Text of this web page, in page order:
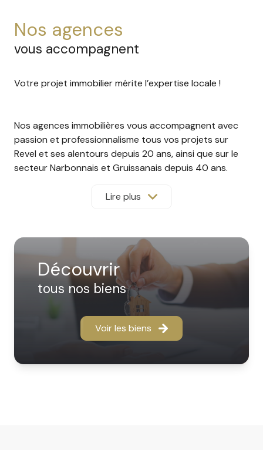
découvrir
tous nos biens
Voir les biens
nos agences
vous accompagnent
Votre projet immobilier mérite l’expertise locale !
Nos agences immobilières vous accompagnent avec
passion et professionnalisme tous vos projets sur
Revel et ses alentours depuis 20 ans, ainsi que sur le
secteur Narbonnais et Gruissanais depuis 40 ans.
l’écoute, nous mettons à votre service une parfaite
Qu’il s’agisse de location saisonnière, gestion locative,
location ou vente, nous vous offrons des prestations
- Location saisonnière : Un service de qualité avec des
prestations adaptées à chaque propriétaire comme à
chaque vacancier. Confort, visibilité et sérénité au
proches de vos besoins de bailleur : suivi rigoureux des
Lire plus